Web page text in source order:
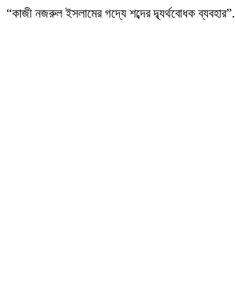
“কাজী নজরুল ইসলামের গদ্যে শব্দের দ্ব্যর্থবোধক ব্যবহার”.